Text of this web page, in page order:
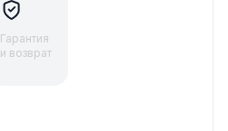
Гарантия
и возврат